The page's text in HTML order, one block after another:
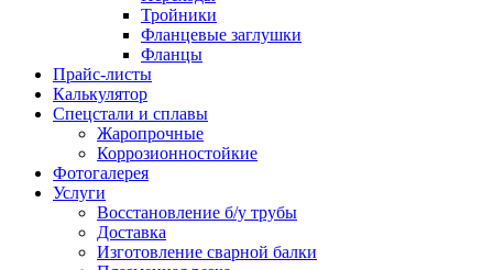
Тройники
Фланцевые заглушки
Фланцы
Прайс-листы
Калькулятор
Спецстали и сплавы
Жаропрочные
Коррозионностойкие
Фотогалерея
Услуги
Восстановление б/у трубы
Доставка
Изготовление сварной балки